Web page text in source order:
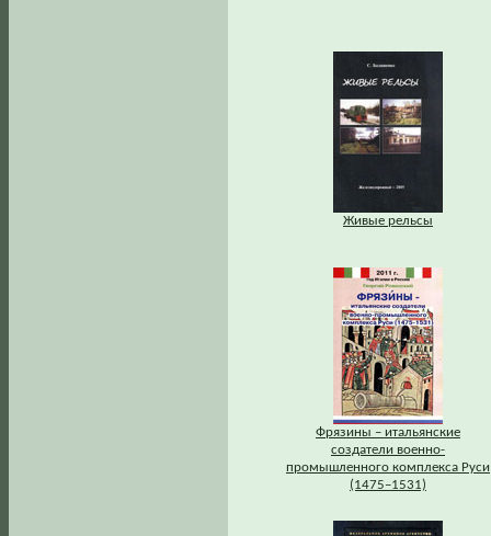
Живые рельсы
Фрязины – итальянские
создатели военно-
промышленного комплекса Руси
(1475–1531)